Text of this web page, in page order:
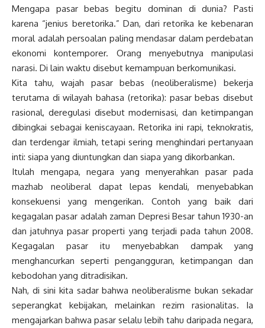
Mengapa pasar bebas begitu dominan di dunia? Pasti
karena “jenius beretorika.” Dan, dari retorika ke kebenaran
moral adalah persoalan paling mendasar dalam perdebatan
ekonomi kontemporer. Orang menyebutnya manipulasi
narasi. Di lain waktu disebut kemampuan berkomunikasi.
Kita tahu, wajah pasar bebas (neoliberalisme) bekerja
terutama di wilayah bahasa (retorika): pasar bebas disebut
rasional, deregulasi disebut modernisasi, dan ketimpangan
dibingkai sebagai keniscayaan. Retorika ini rapi, teknokratis,
dan terdengar ilmiah, tetapi sering menghindari pertanyaan
inti: siapa yang diuntungkan dan siapa yang dikorbankan.
Itulah mengapa, negara yang menyerahkan pasar pada
mazhab neoliberal dapat lepas kendali, menyebabkan
konsekuensi yang mengerikan. Contoh yang baik dari
kegagalan pasar adalah zaman Depresi Besar tahun 1930-an
dan jatuhnya pasar properti yang terjadi pada tahun 2008.
Kegagalan pasar itu menyebabkan dampak yang
menghancurkan seperti pengangguran, ketimpangan dan
kebodohan yang ditradisikan.
Nah, di sini kita sadar bahwa neoliberalisme bukan sekadar
seperangkat kebijakan, melainkan rezim rasionalitas. Ia
mengajarkan bahwa pasar selalu lebih tahu daripada negara,